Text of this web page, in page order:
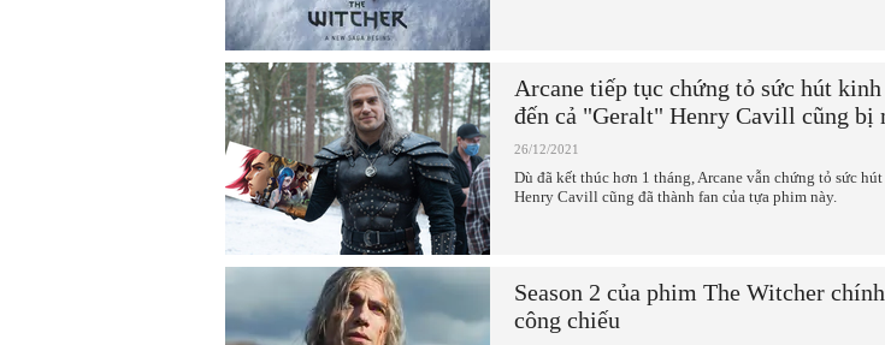
Arcane tiếp tục chứng tỏ sức hút
đến cả "Geralt" Henry Cavill cũng bị
26/12/2021
Dù đã kết thúc hơn 1 tháng, Arcane vẫn chứng tỏ sức
Henry Cavill cũng đã thành fan của tựa phim này.
Season 2 của phim The Witcher
công chiếu